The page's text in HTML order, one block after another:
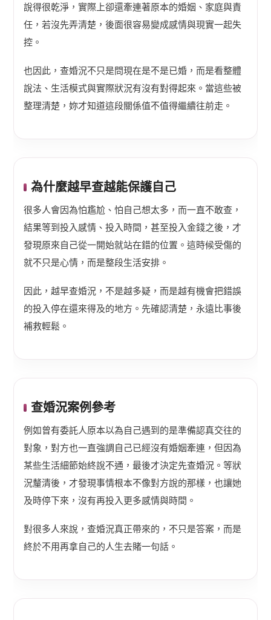
說得很乾淨，實際上卻還牽連著原本的婚姻、家庭與責
任，若沒先弄清楚，後面很容易變成感情與現實一起失
控。
也因此，查婚況不只是問現在是不是已婚，而是看整體
說法、生活模式與實際狀況有沒有對得起來。當這些被
整理清楚，妳才知道這段關係值不值得繼續往前走。
為什麼越早查越能保護自己
很多人會因為怕尷尬、怕自己想太多，而一直不敢查，
結果等到投入感情、投入時間，甚至投入金錢之後，才
發現原來自己從一開始就站在錯的位置。這時候受傷的
就不只是心情，而是整段生活安排。
因此，越早查婚況，不是越多疑，而是越有機會把錯誤
的投入停在還來得及的地方。先確認清楚，永遠比事後
補救輕鬆。
查婚況案例參考
例如曾有委託人原本以為自己遇到的是準備認真交往的
對象，對方也一直強調自己已經沒有婚姻牽連，但因為
某些生活細節始終說不通，最後才決定先查婚況。等狀
況釐清後，才發現事情根本不像對方說的那樣，也讓她
及時停下來，沒有再投入更多感情與時間。
對很多人來說，查婚況真正帶來的，不只是答案，而是
終於不用再拿自己的人生去賭一句話。